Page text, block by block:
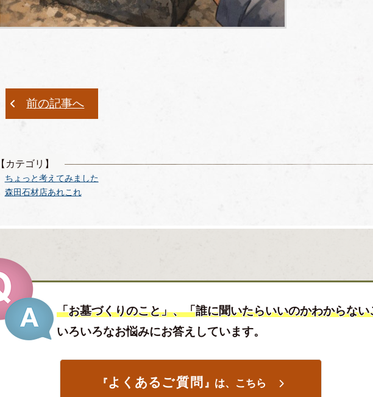
前の記事へ
【カテゴリ】
ちょっと考えてみました
森田石材店あれこれ
「お墓づくりのこと」、「誰に聞いたらいいのかわからない
いろいろなお悩みにお答えしています。
『よくある ご質問 』は、こちら